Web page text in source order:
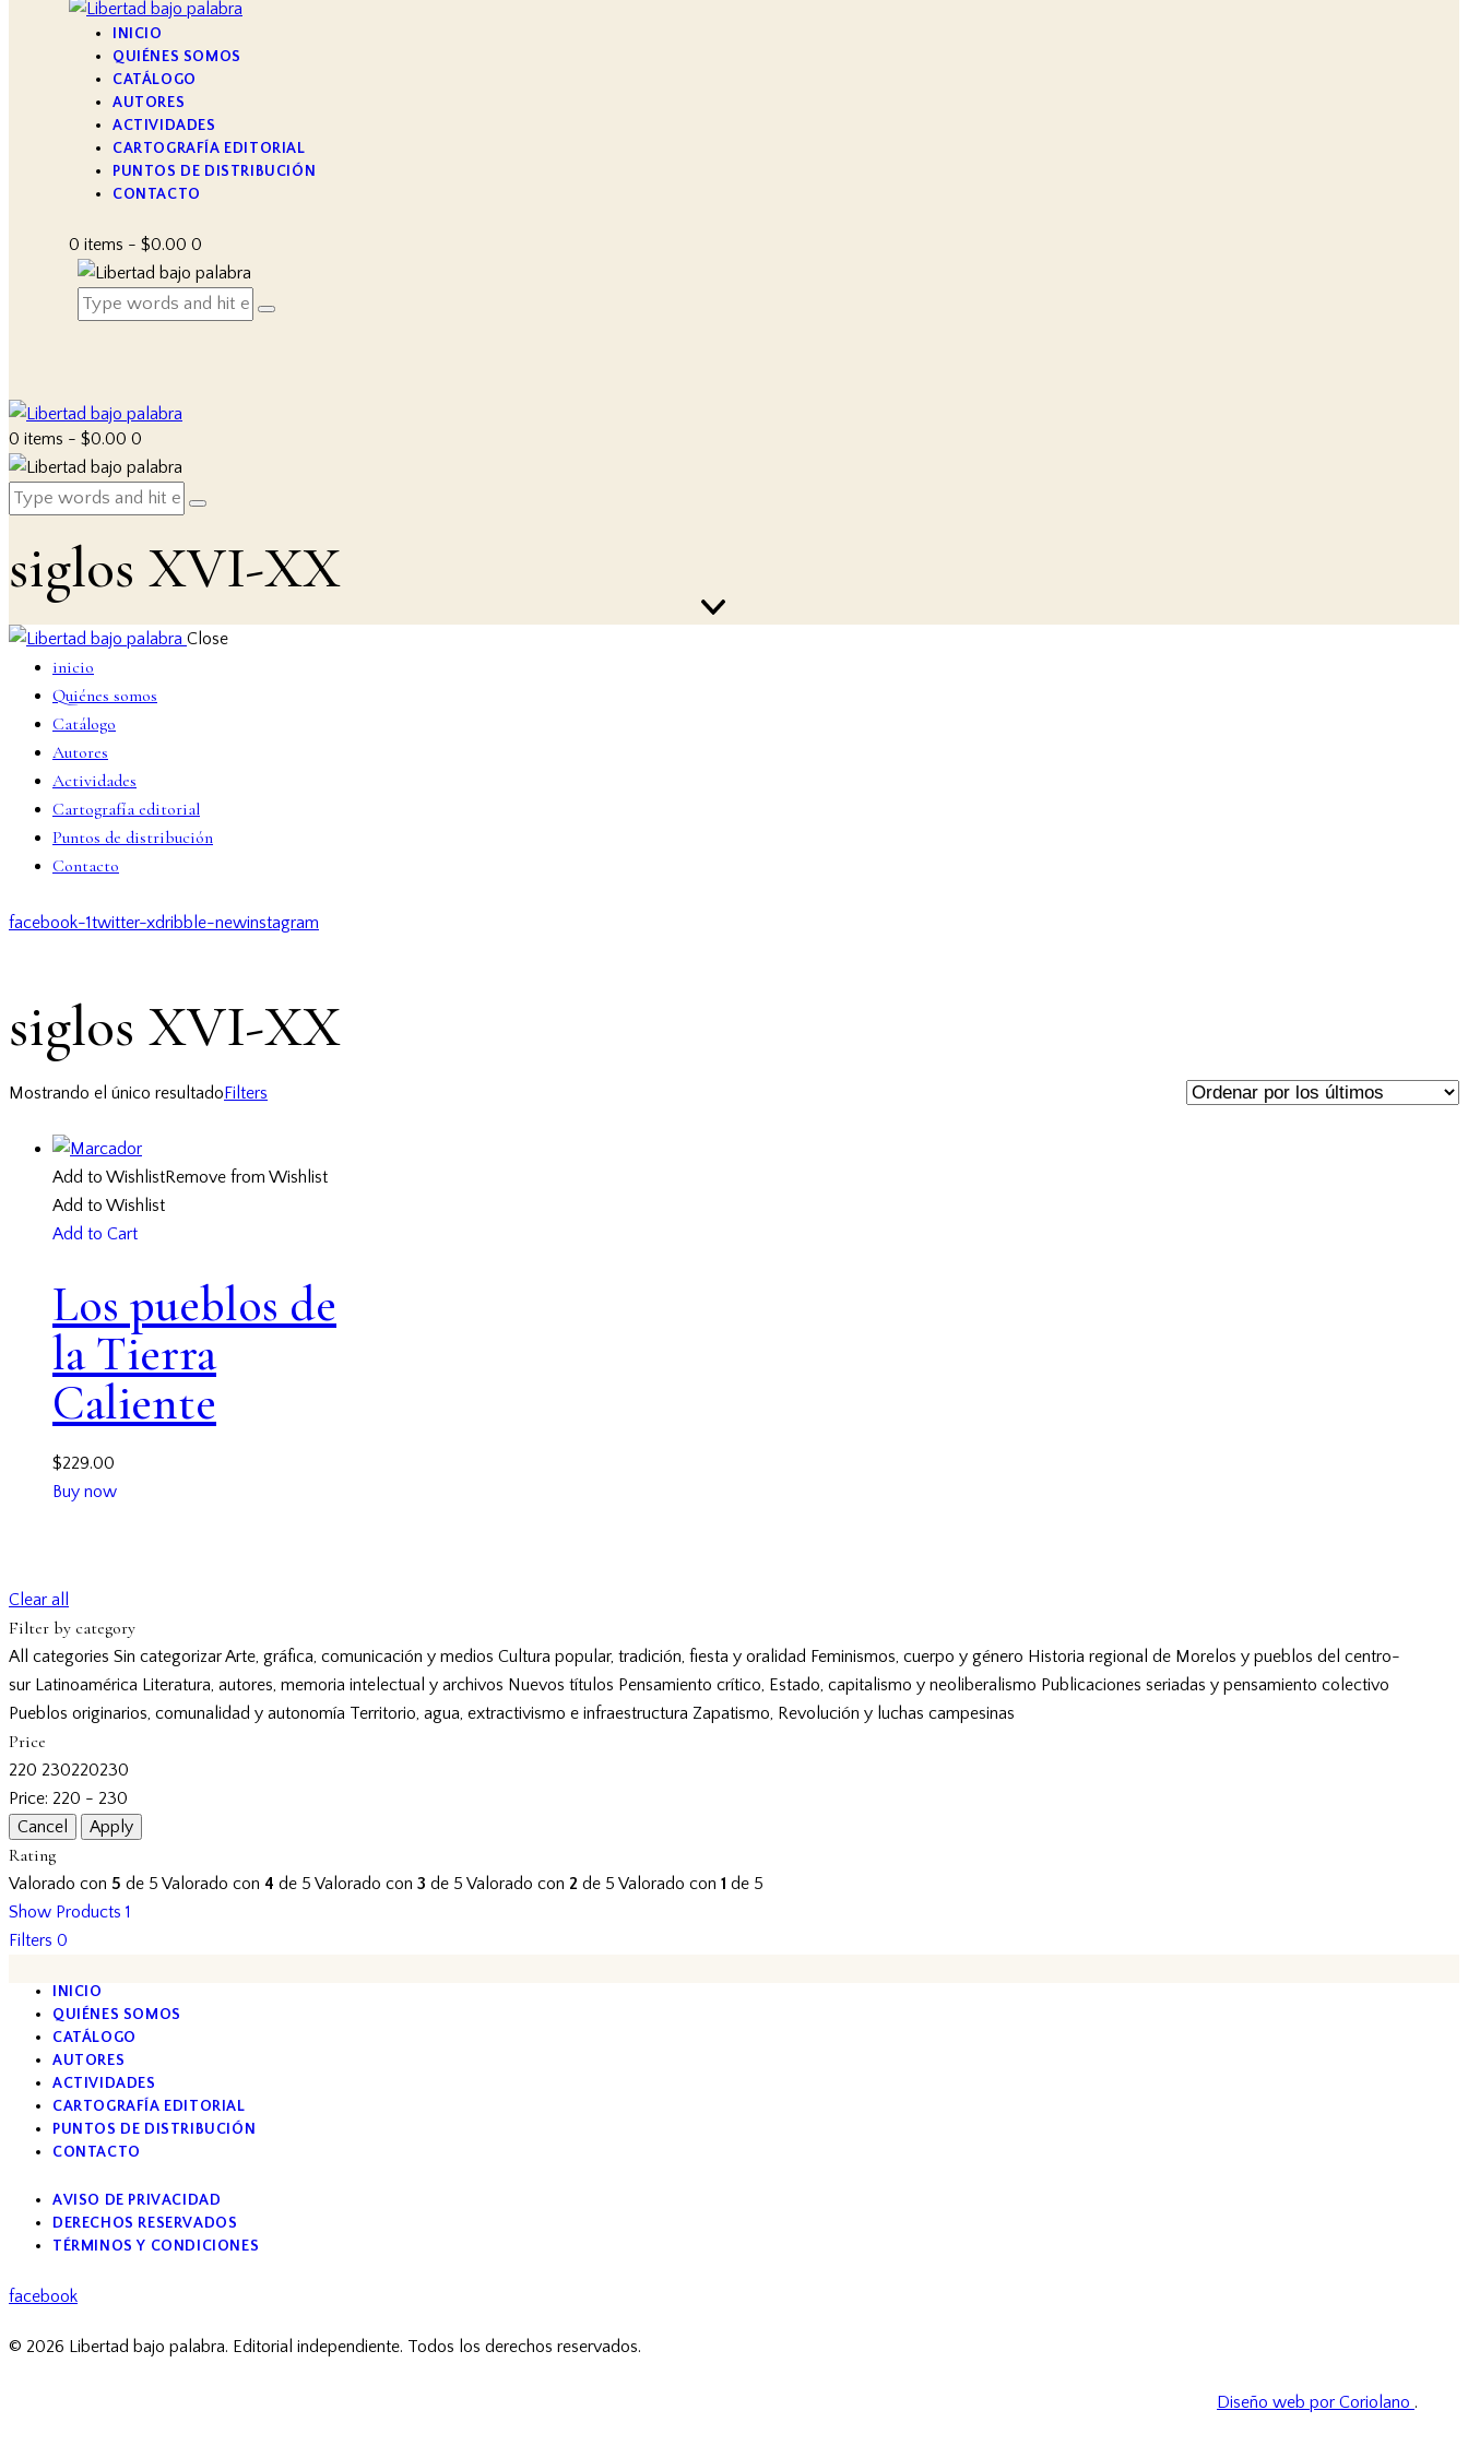
INICIO
QUIÉNES SOMOS
CATÁLOGO
AUTORES
ACTIVIDADES
CARTOGRAFÍA EDITORIAL
PUNTOS DE DISTRIBUCIÓN
CONTACTO
0 items - $0.00 0
0 items - $0.00 0
siglos XVI-XX
Close
inicio
Quiénes somos
Catálogo
Autores
Actividades
Cartografía editorial
Puntos de distribución
Contacto
facebook-1twitter-xdribble-newinstagram
siglos XVI-XX
Mostrando el único resultadoFilters
Add to WishlistRemove from Wishlist
Add to Wishlist
Add to Cart
Los pueblos de
la Tierra
Caliente
$229.00
Buy now
Clear all
Filter by category
All categories Sin categorizarArte, gráfica, comunicación y medios Cultura popular, tradición, fiesta y oralidad Feminismos, cuerpo y género Historia regional de Morelos y pueblos del centro-
sur Latinoamérica Literatura, autores, memoria intelectual y archivos Nuevos títulos Pensamiento crítico, Estado, capitalismo y neoliberalismo Publicaciones seriadas y pensamiento colectivo
Pueblos originarios, comunalidad y autonomía Territorio, agua, extractivismo e infraestructura Zapatismo, Revolución y luchas campesinas
Price
220 230220230
Price: 220 - 230
Rating
Valorado con 5 de 5 Valorado con 4 de 5 Valorado con 3 de 5 Valorado con 2 de 5 Valorado con 1 de 5
Show Products 1
Filters 0
INICIO
QUIÉNES SOMOS
CATÁLOGO
AUTORES
ACTIVIDADES
CARTOGRAFÍA EDITORIAL
PUNTOS DE DISTRIBUCIÓN
CONTACTO
AVISO DE PRIVACIDAD
DERECHOS RESERVADOS
TÉRMINOS Y CONDICIONES
facebook
© 2026 Libertad bajo palabra. Editorial independiente. Todos los derechos reservados.
Diseño web por Coriolano .